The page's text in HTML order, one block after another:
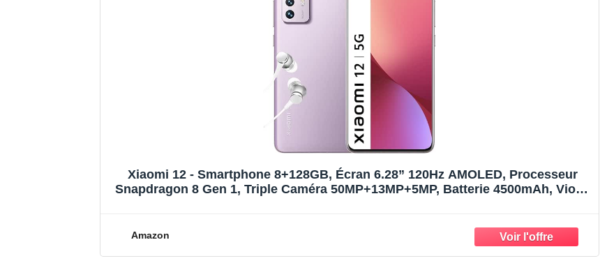
Xiaomi 12 - Smartphone 8+128GB, Écran 6.28” 120Hz AMOLED, Processeur
Snapdragon 8 Gen 1, Triple Caméra 50MP+13MP+5MP, Batterie 4500mAh, Violet
Amazon